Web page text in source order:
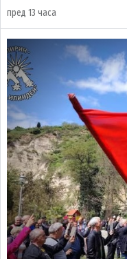
пред 13 часа